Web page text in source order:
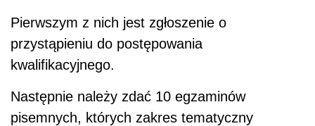
Pierwszym z nich jest zgłoszenie o
przystąpieniu do postępowania
kwalifikacyjnego.
Następnie należy zdać 10 egzaminów
pisemnych, których zakres tematyczny